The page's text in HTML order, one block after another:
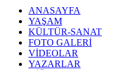
ANASAYFA
YAŞAM
KÜLTÜR-SANAT
FOTO GALERİ
VİDEOLAR
YAZARLAR